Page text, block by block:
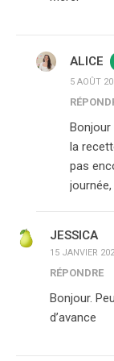
ALICE
5 AOÛT
Bonjour
la
pas
JESSICA
15 JANVIER
RÉPONDRE
Bonjour.
d’avance